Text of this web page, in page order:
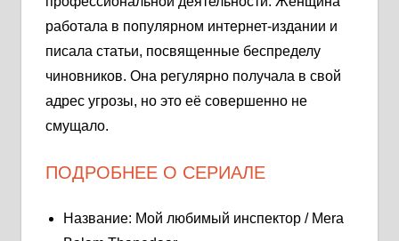
работала в популярном интернет-издании и
писала статьи, посвященные беспределу
чиновников. Она регулярно получала в свой
адрес угрозы, но это её совершенно не
смущало.
ПОДРОБНЕЕ О СЕРИАЛЕ
Название: Мой любимый инспектор / Mera